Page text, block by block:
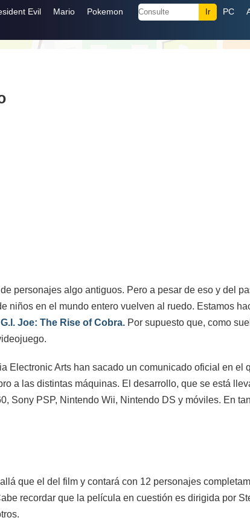
Evil Mario Pokemon PC
personajes algo antiguos. Pero a pesar de eso y del
niños en el mundo entero vuelven al ruedo. Estamos
G.I. Joe: The Rise of Cobra. Por supuesto que, como
Electronic Arts han sacado un comunicado oficial en el
a las distintas máquinas. El desarrollo, que se está
Sony PSP, Nintendo Wii, Nintendo DS y móviles. En
que el del film y contará con 12 personajes
recordar que la película en cuestión es dirigida por